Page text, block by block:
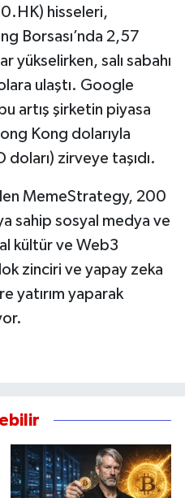
hisseleri,
Borsası’nda 2,57
yükselirken, salı sabahı
ulaştı. Google
artış şirketin piyasa
Kong dolarıyla
doları) zirveye taşıdı.
MemeStrategy, 200
sahip sosyal medya ve
kültür ve Web3
zinciri ve yapay zeka
yatırım yaparak